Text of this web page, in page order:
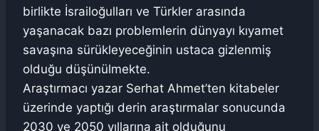
birlikte İsrailoğulları ve Türkler arasında
yaşanacak bazı problemlerin dünyayı kıyamet
savaşına sürükleyeceğinin ustaca gizlenmiş
olduğu düşünülmekte.
Araştırmacı yazar Serhat Ahmet’ten kitabeler
üzerinde yaptığı derin araştırmalar sonucunda
2030 ve 2050 yıllarına ait olduğunu